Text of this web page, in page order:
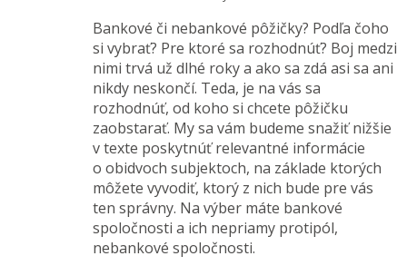
Bankové či nebankové pôžičky? Podľa čoho
si vybrať? Pre ktoré sa rozhodnúť? Boj medzi
nimi trvá už dlhé roky a ako sa zdá asi sa ani
nikdy neskončí. Teda, je na vás sa
rozhodnúť, od koho si chcete pôžičku
zaobstarať. My sa vám budeme snažiť nižšie
v texte poskytnúť relevantné informácie
o obidvoch subjektoch, na základe ktorých
môžete vyvodiť, ktorý z nich bude pre vás
ten správny. Na výber máte bankové
spoločnosti a ich nepriamy protipól,
nebankové spoločnosti.